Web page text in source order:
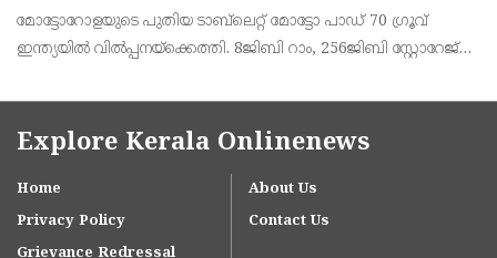
മോട്ടോറോളയുടെ പുതിയ ടാബ്‌ലെറ്റ് മോട്ടോ പാഡ് 70 ഗ്രൂവ്
ഇന്ത്യയിൽ വിൽപ്പനയ്‌ക്കെത്തി. 8ജിബി റാം, 256ജിബി സ്റ്റോറേജ്
ഉൾപ്പെടെ 32,999 രൂപയാണ് ഫലപ്രദമായ
Explore Kerala Onlinenews
Home
About Us
Privacy Policy
Contact Us
Grievance Redressal